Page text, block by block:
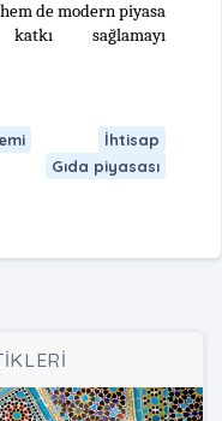
de modern piyasa
sağlamayı
İhtisap
Gıda piyasası